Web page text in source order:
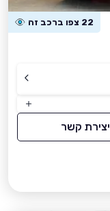
22 צפו ברכב זה
יצירת קשר